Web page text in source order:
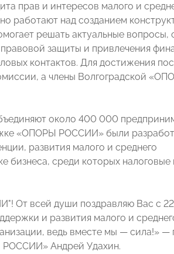
прав и интересов малого и
работают над созданием
решать актуальные вопросы,
защиты и привлечения
контактов. Для достижения
а члены Волгоградской
около 400 000
«ОПОРЫ РОССИИ» были
развития малого и среднего
бизнеса, среди которых налоговые
От всей души поздравляю Вас с
и развития малого и
ведь вместе мы — сила!» —
РОССИИ» Андрей Удахин.